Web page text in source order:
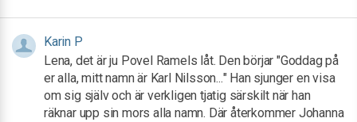
Karin P
Lena, det är ju Povel Ramels låt. Den börjar "Goddag på
er alla, mitt namn är Karl Nilsson..." Han sjunger en visa
om sig själv och är verkligen tjatig särskilt när han
räknar upp sin mors alla namn. Där återkommer Johanna